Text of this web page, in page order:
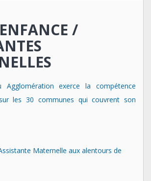
/
Agglomération exerce la compétence
les 30 communes qui couvrent son
Maternelle aux alentours de